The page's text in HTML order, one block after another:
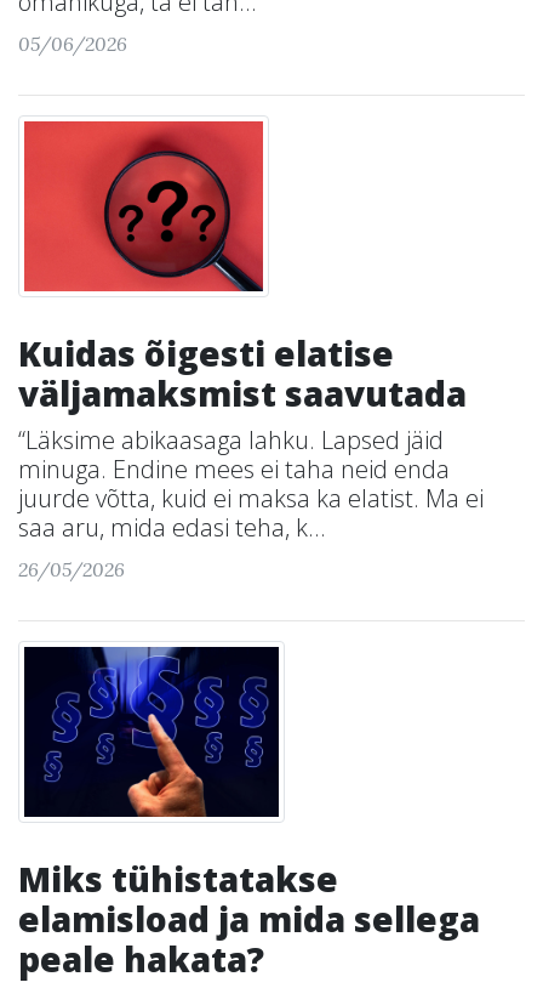
05/06/2026
Kuidas õigesti elatise
väljamaksmist saavutada
“Läksime abikaasaga lahku. Lapsed jäid
minuga. Endine mees ei taha neid enda
juurde võtta, kuid ei maksa ka elatist. Ma ei
saa aru, mida edasi teha, k...
26/05/2026
Miks tühistatakse
elamisload ja mida sellega
peale hakata?